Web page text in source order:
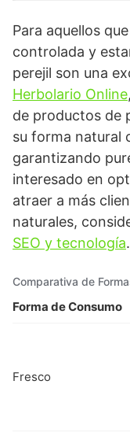
Para aquellos
controlada y
perejil son una
Herbolario Online
de productos de
su forma natural
garantizando
interesado en
atraer a más
naturales,
SEO y tecnología.
Comparativa de
Forma de Consumo
Fresco